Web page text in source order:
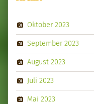
Oktober 2023
September 2023
August 2023
Juli 2023
Mai 2023